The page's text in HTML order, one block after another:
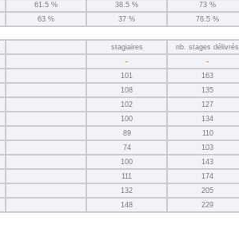
61.5 % 38.5 % 73 %
63 % 37 % 76.5 %
stagiaires
nb. stages délivrés
-
-
101
163
108
135
102
127
100
134
89
110
74
103
100
143
111
174
132
205
148 229